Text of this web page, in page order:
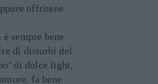
offritene
sempre bene
di disturbi del
di dolce light,
fa bene